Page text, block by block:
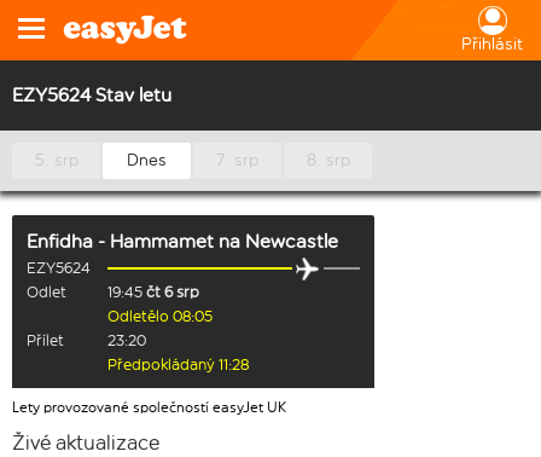
Přihlásit
EZY5624 Stav letu
5. srp Dnes 7. srp 8. srp
Enfidha - Hammamet na Newcastle
EZY5624
Odlet
19:45 čt 6 srp
Odletělo 08:05
Přílet
23:20
Předpokládaný 11:28
Lety provozované společností easyJet UK
Živé aktualizace